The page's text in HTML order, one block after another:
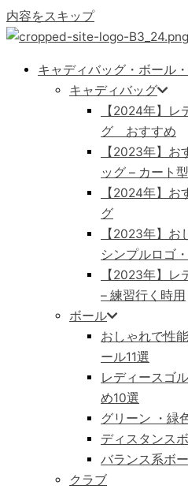
内容をスキップ
キャディバッグ・ボール
キャディバッグ
【2024年】
グ おすすめ
【2023年】
ッグ – カート型
【2024年】
グ
【2023年】
シンプルロゴ
【2023年】
– 練習行く時用
ボール
おしゃれで性
ール11選
レディースゴ
め10選
グリーン ・緑
ディスタンス
バランス系ボ
クラブ